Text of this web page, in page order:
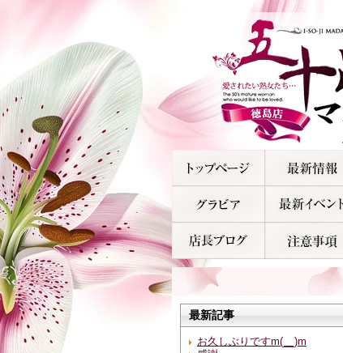
最新記事
お久しぶりですm(__)m